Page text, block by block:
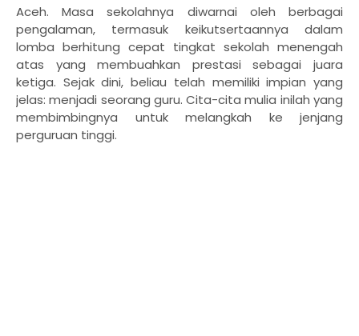
Aceh. Masa sekolahnya diwarnai oleh berbagai
pengalaman, termasuk keikutsertaannya dalam
lomba berhitung cepat tingkat sekolah menengah
atas yang membuahkan prestasi sebagai juara
ketiga. Sejak dini, beliau telah memiliki impian yang
jelas: menjadi seorang guru. Cita-cita mulia inilah yang
membimbingnya untuk melangkah ke jenjang
perguruan tinggi.